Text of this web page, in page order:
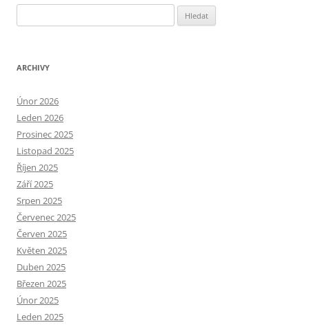
ARCHIVY
Únor 2026
Leden 2026
Prosinec 2025
Listopad 2025
Říjen 2025
Září 2025
Srpen 2025
Červenec 2025
Červen 2025
Květen 2025
Duben 2025
Březen 2025
Únor 2025
Leden 2025